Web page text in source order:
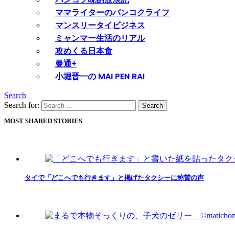
ママライターのバンコクライフ
マンスリータイビジネス
ミャンマー生活のリアル
攻めくる日本食
曼通+
小堀晋一の MAI PEN RAI
Search
Search for:
Search
MOST SHARED STORIES
タイで「どこへでも行きます」と掲げたタクシーに称賛の声